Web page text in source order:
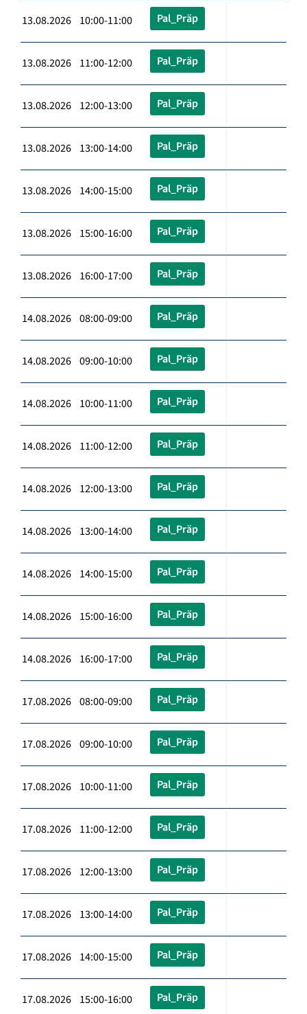
13.08.2026 10:00-11:00 Pal_Präp
13.08.2026 11:00-12:00 Pal_Präp
13.08.2026 12:00-13:00 Pal_Präp
13.08.2026 13:00-14:00 Pal_Präp
13.08.2026 14:00-15:00 Pal_Präp
13.08.2026 15:00-16:00 Pal_Präp
13.08.2026 16:00-17:00 Pal_Präp
14.08.2026 08:00-09:00 Pal_Präp
14.08.2026 09:00-10:00 Pal_Präp
14.08.2026 10:00-11:00 Pal_Präp
14.08.2026 11:00-12:00 Pal_Präp
14.08.2026 12:00-13:00 Pal_Präp
14.08.2026 13:00-14:00 Pal_Präp
14.08.2026 14:00-15:00 Pal_Präp
14.08.2026 15:00-16:00 Pal_Präp
14.08.2026 16:00-17:00 Pal_Präp
17.08.2026 08:00-09:00 Pal_Präp
17.08.2026 09:00-10:00 Pal_Präp
17.08.2026 10:00-11:00 Pal_Präp
17.08.2026 11:00-12:00 Pal_Präp
17.08.2026 12:00-13:00 Pal_Präp
17.08.2026 13:00-14:00 Pal_Präp
17.08.2026 14:00-15:00 Pal_Präp
17.08.2026 15:00-16:00 Pal_Präp